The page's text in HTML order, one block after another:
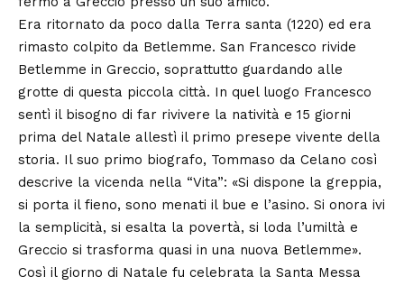
Era ritornato da poco dalla Terra santa (1220) ed era
rimasto colpito da Betlemme. San Francesco rivide
Betlemme in Greccio, soprattutto guardando alle
grotte di questa piccola città. In quel luogo Francesco
sentì il bisogno di far rivivere la natività e 15 giorni
prima del Natale allestì il primo presepe vivente della
storia. Il suo primo biografo, Tommaso da Celano così
descrive la vicenda nella “Vita”: «Si dispone la greppia,
si porta il fieno, sono menati il bue e l’asino. Si onora ivi
la semplicità, si esalta la povertà, si loda l’umiltà e
Greccio si trasforma quasi in una nuova Betlemme».
Così il giorno di Natale fu celebrata la Santa Messa